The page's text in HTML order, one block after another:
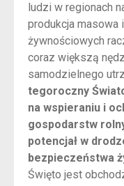
ludzi w regionach
produkcja masowa
żywnościowych
coraz większą
samodzielnego
tegoroczny
na wspieraniu i
gospodarstw
potencjał w
bezpieczeństwa
Święto jest